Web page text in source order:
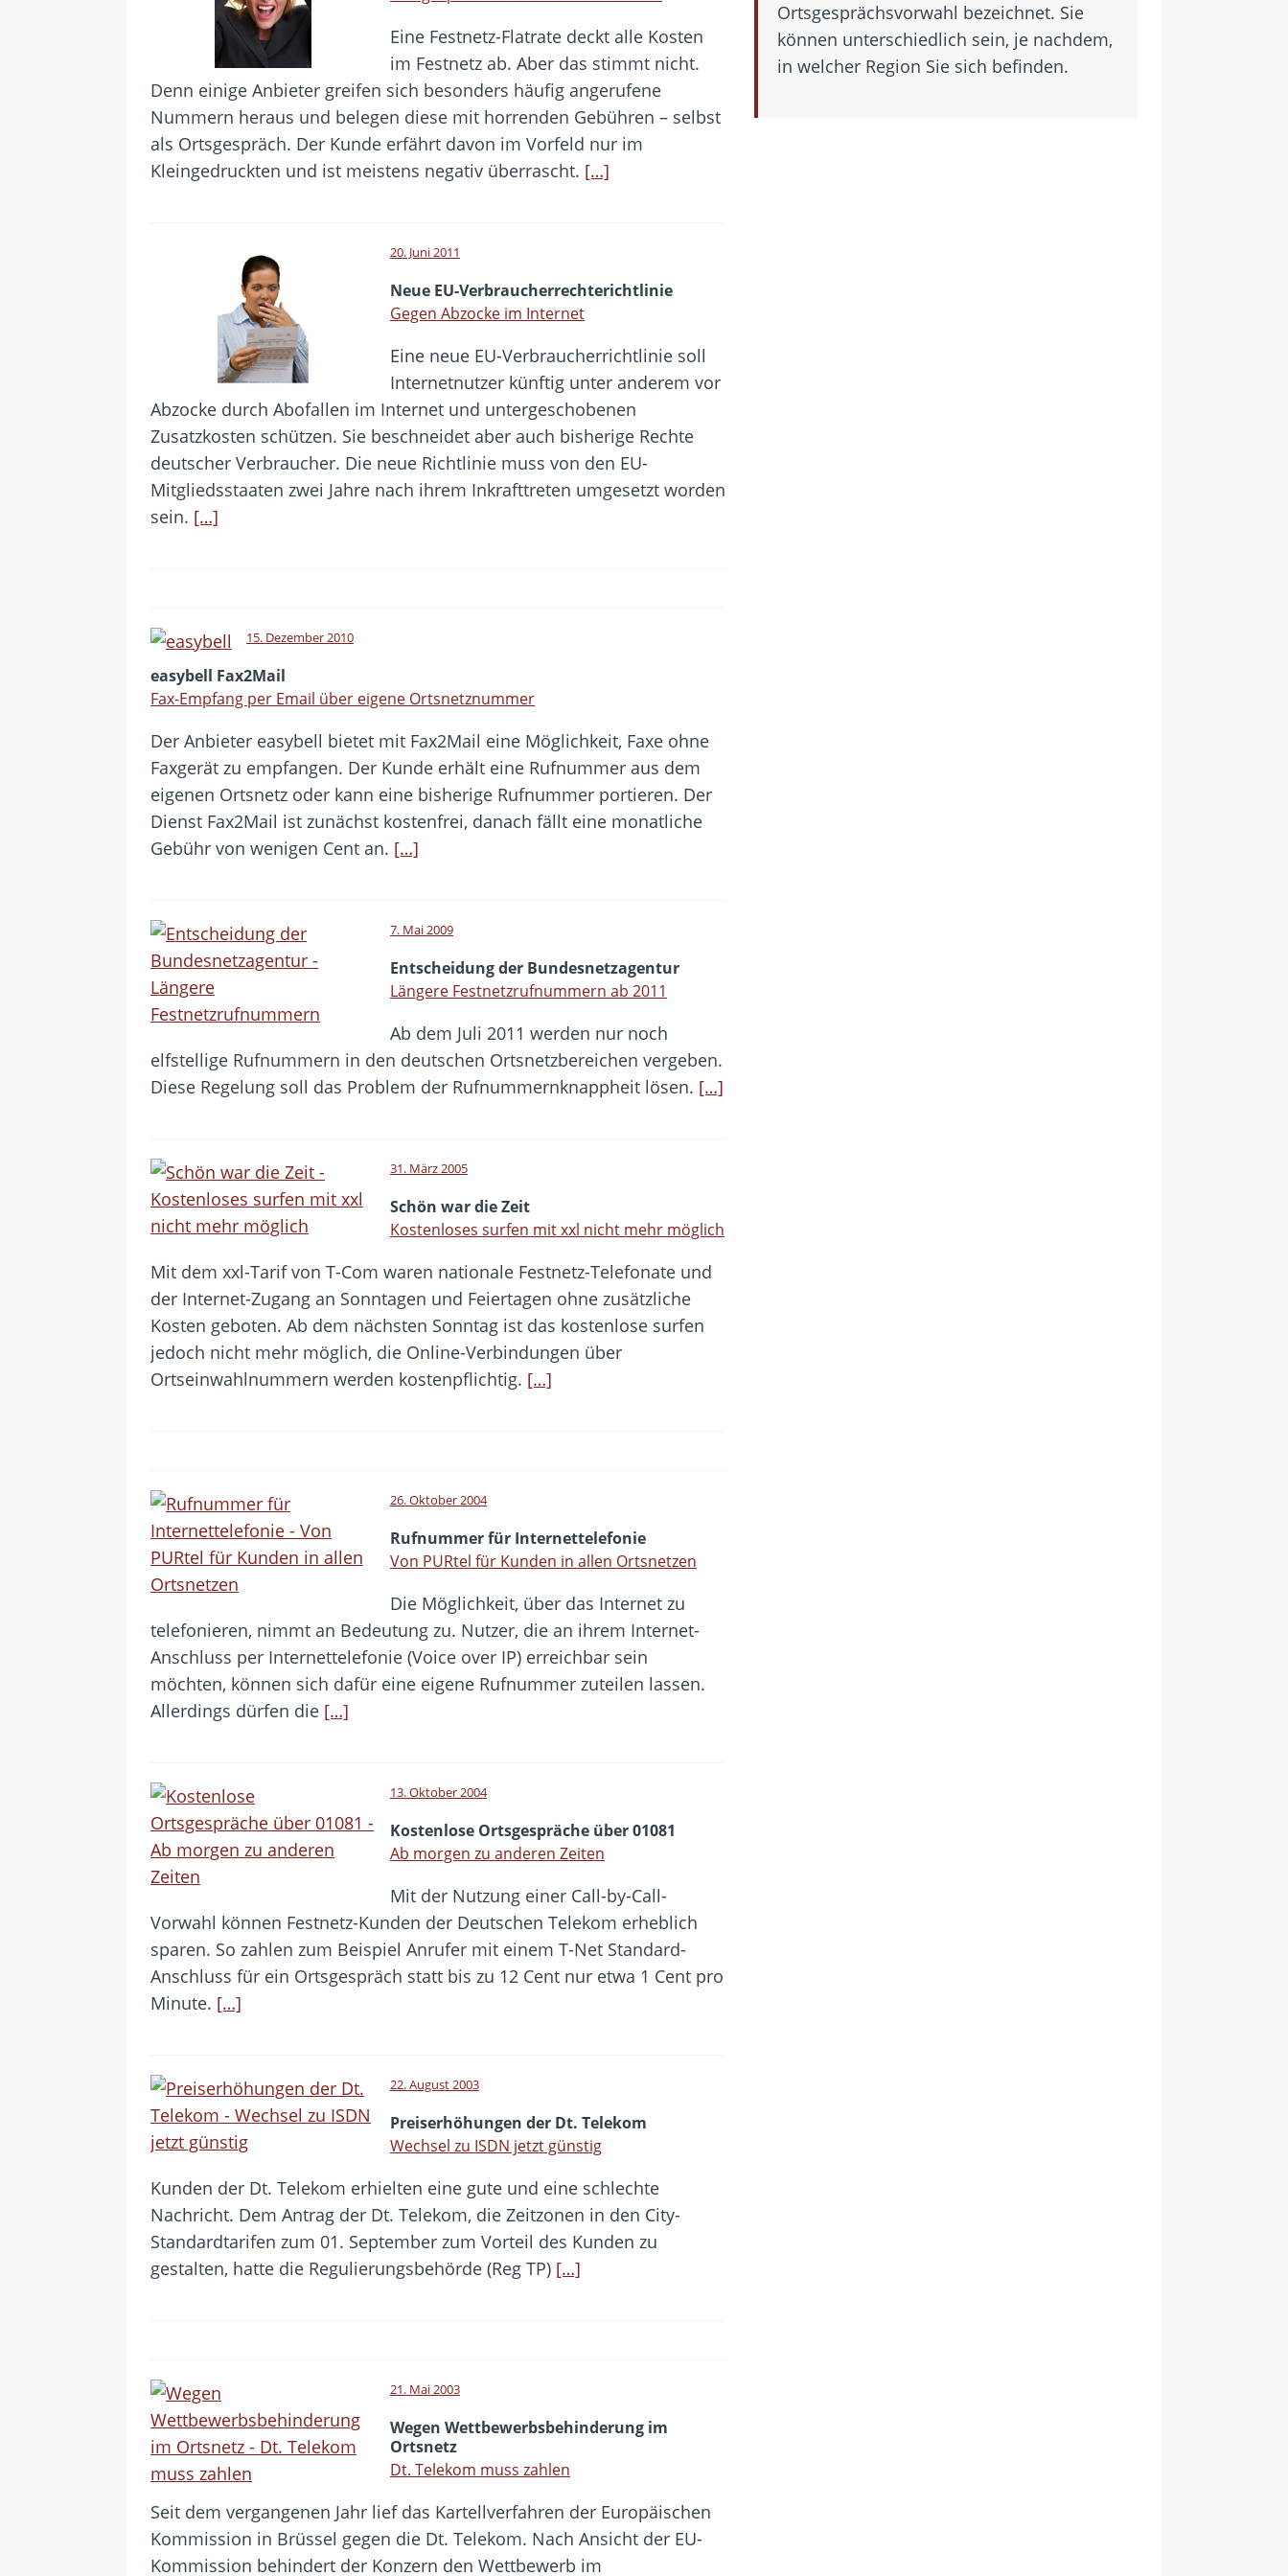
Eine Festnetz-Flatrate deckt alle Kosten
im Festnetz ab. Aber das stimmt nicht.
Denn einige Anbieter greifen sich besonders häufig angerufene
Nummern heraus und belegen diese mit horrenden Gebühren – selbst
als Ortsgespräch. Der Kunde erfährt davon im Vorfeld nur im
Kleingedruckten und ist meistens negativ überrascht. […]
20. Juni 2011
Neue EU-Verbraucherrechterichtlinie
Gegen Abzocke im Internet
Eine neue EU-Verbraucherrichtlinie soll
Internetnutzer künftig unter anderem vor
Abzocke durch Abofallen im Internet und untergeschobenen
Zusatzkosten schützen. Sie beschneidet aber auch bisherige Rechte
deutscher Verbraucher. Die neue Richtlinie muss von den EU-
Mitgliedsstaaten zwei Jahre nach ihrem Inkrafttreten umgesetzt worden
sein. […]
15. Dezember 2010
easybell Fax2Mail
Fax-Empfang per Email über eigene Ortsnetznummer
Der Anbieter easybell bietet mit Fax2Mail eine Möglichkeit, Faxe ohne
Faxgerät zu empfangen. Der Kunde erhält eine Rufnummer aus dem
eigenen Ortsnetz oder kann eine bisherige Rufnummer portieren. Der
Dienst Fax2Mail ist zunächst kostenfrei, danach fällt eine monatliche
Gebühr von wenigen Cent an. […]
7. Mai 2009
Entscheidung der Bundesnetzagentur
Längere Festnetzrufnummern ab 2011
Ab dem Juli 2011 werden nur noch
elfstellige Rufnummern in den deutschen Ortsnetzbereichen vergeben.
Diese Regelung soll das Problem der Rufnummernknappheit lösen. […]
31. März 2005
Schön war die Zeit
Kostenloses surfen mit xxl nicht mehr möglich
Mit dem xxl-Tarif von T-Com waren nationale Festnetz-Telefonate und
der Internet-Zugang an Sonntagen und Feiertagen ohne zusätzliche
Kosten geboten. Ab dem nächsten Sonntag ist das kostenlose surfen
jedoch nicht mehr möglich, die Online-Verbindungen über
Ortseinwahlnummern werden kostenpflichtig. […]
26. Oktober 2004
Rufnummer für Internettelefonie
Von PURtel für Kunden in allen Ortsnetzen
Die Möglichkeit, über das Internet zu
telefonieren, nimmt an Bedeutung zu. Nutzer, die an ihrem Internet-
Anschluss per Internettelefonie (Voice over IP) erreichbar sein
möchten, können sich dafür eine eigene Rufnummer zuteilen lassen.
Allerdings dürfen die […]
13. Oktober 2004
Kostenlose Ortsgespräche über 01081
Ab morgen zu anderen Zeiten
Mit der Nutzung einer Call-by-Call-
Vorwahl können Festnetz-Kunden der Deutschen Telekom erheblich
sparen. So zahlen zum Beispiel Anrufer mit einem T-Net Standard-
Anschluss für ein Ortsgespräch statt bis zu 12 Cent nur etwa 1 Cent pro
Minute. […]
22. August 2003
Preiserhöhungen der Dt. Telekom
Wechsel zu ISDN jetzt günstig
Kunden der Dt. Telekom erhielten eine gute und eine schlechte
Nachricht. Dem Antrag der Dt. Telekom, die Zeitzonen in den City-
Standardtarifen zum 01. September zum Vorteil des Kunden zu
gestalten, hatte die Regulierungsbehörde (Reg TP) […]
21. Mai 2003
Wegen Wettbewerbsbehinderung im
Ortsnetz
Dt. Telekom muss zahlen
Seit dem vergangenen Jahr lief das Kartellverfahren der Europäischen
Kommission in Brüssel gegen die Dt. Telekom. Nach Ansicht der EU-
Kommission behindert der Konzern den Wettbewerb im
Ortsgesprächsvorwahl bezeichnet. Sie
können unterschiedlich sein, je nachdem,
in welcher Region Sie sich befinden.